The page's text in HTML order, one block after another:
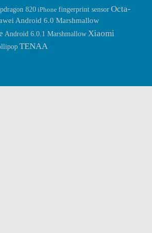
ว่าน่าจะเป็น Chipset อย่าง MediaTek MT6753 ตัวเครื่อง
กับหน้าจอแสดงผลขนาด 5.2 นิ้ว หน้าจอแสดงผลแบบ HD
จะมาพร้อมกับ Feature ปกป้องรอยขีดข่วนอย่าง […]
820 iPhone fingerprint sensorOcta-
Android 6.0 Marshmallow
Android 6.0.1 MarshmallowXiaomi
TENAA